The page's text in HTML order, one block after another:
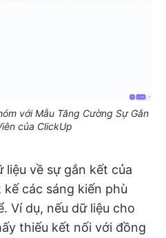
với Mẫu Tăng Cường Sự Gắn
của ClickUp
liệu về sự gắn kết của
các sáng kiến phù
Ví dụ, nếu dữ liệu cho
thiếu kết nối với đồng